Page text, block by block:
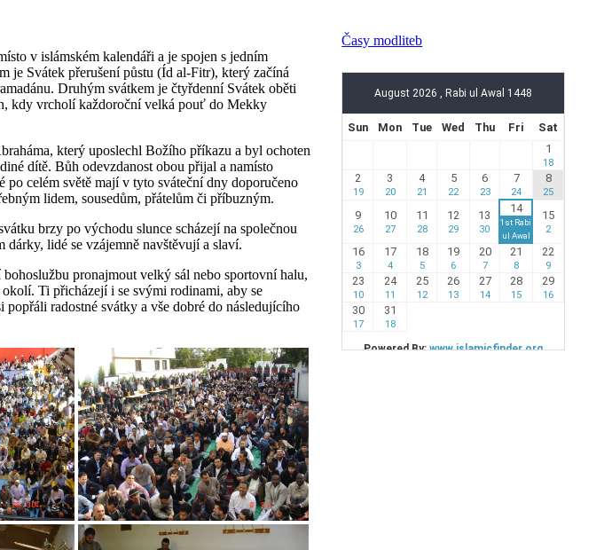
v islámském kalendáři a je spojen s jedním
je Svátek přerušení půstu (Íd al-Fitr), který začíná
Druhým svátkem je čtyřdenní Svátek oběti
kdy vrcholí každoroční velká pouť do Mekky
který uposlechl Božího příkazu a byl ochoten
dítě. Bůh odevzdanost obou přijal a namísto
celém světě mají v tyto sváteční dny doporučeno
lidem, sousedům, přátelům či příbuzným.
brzy po východu slunce scházejí na společnou
dárky, lidé se vzájemně navštěvují a slaví.
pronajmout velký sál nebo sportovní halu,
Ti přicházejí i se svými rodinami, aby se
radostné svátky a vše dobré do následujícího
Časy modliteb